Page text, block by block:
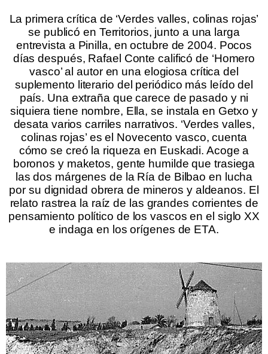
La primera crítica de ‘Verdes valles, colinas rojas’
se publicó en Territorios, junto a una larga
entrevista a Pinilla, en octubre de 2004. Pocos
días después, Rafael Conte calificó de ‘Homero
vasco’ al autor en una elogiosa crítica del
suplemento literario del periódico más leído del
país. Una extraña que carece de pasado y ni
siquiera tiene nombre, Ella, se instala en Getxo y
desata varios carriles narrativos. ‘Verdes valles,
colinas rojas’ es el Novecento vasco, cuenta
cómo se creó la riqueza en Euskadi. Acoge a
boronos y maketos, gente humilde que trasiega
las dos márgenes de la Ría de Bilbao en lucha
por su dignidad obrera de mineros y aldeanos. El
relato rastrea la raíz de las grandes corrientes de
pensamiento político de los vascos en el siglo XX
e indaga en los orígenes de ETA.